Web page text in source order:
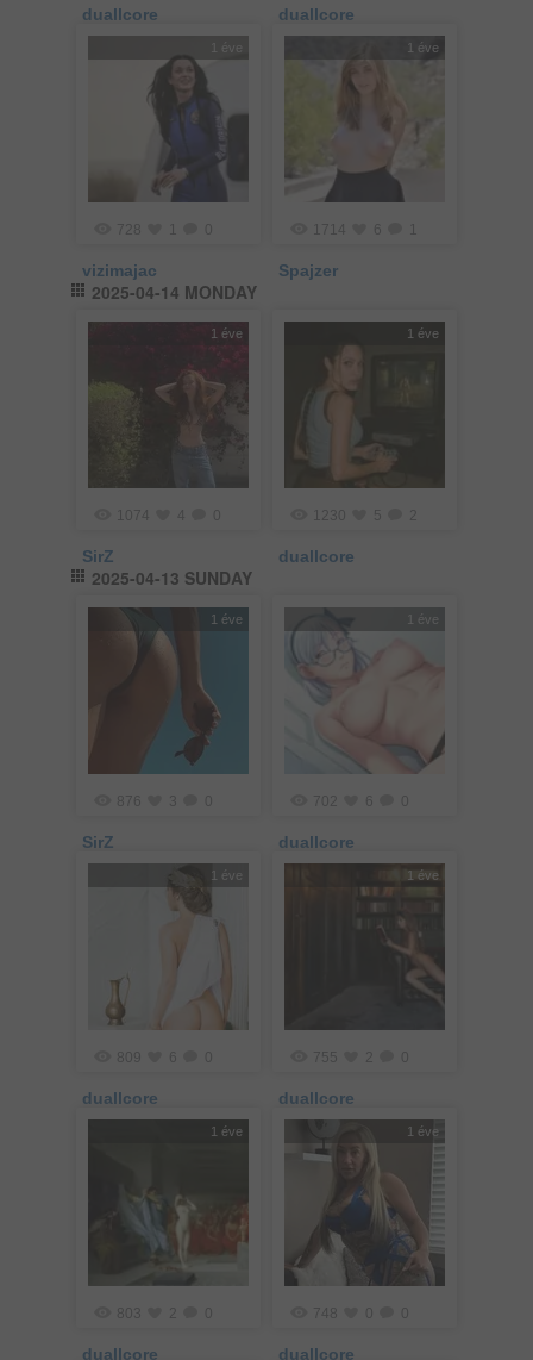
duallcore duallcore
1 éve
728
vizimajac
1 éve
1714 6
Spajzer
2025-04-14 MONDAY
1 éve
1074
SirZ
1 éve
1230 5 2
duallcore
2025-04-13 SUNDAY
1 éve
876 3
SirZ
1 éve
702 6
duallcore
1 éve
809 6
duallcore
1 éve
755 2
duallcore
1 éve
803 2
duallcore
1 éve
748
duallcore